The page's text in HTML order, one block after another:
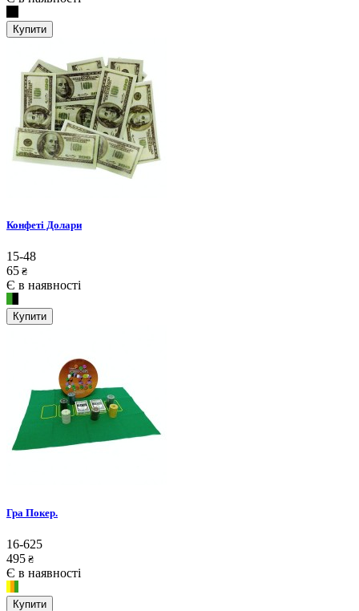
Купити
Конфеті Долари
15-48
65 ₴
Є в наявності
Купити
Гра Покер.
16-625
495 ₴
Є в наявності
Купити